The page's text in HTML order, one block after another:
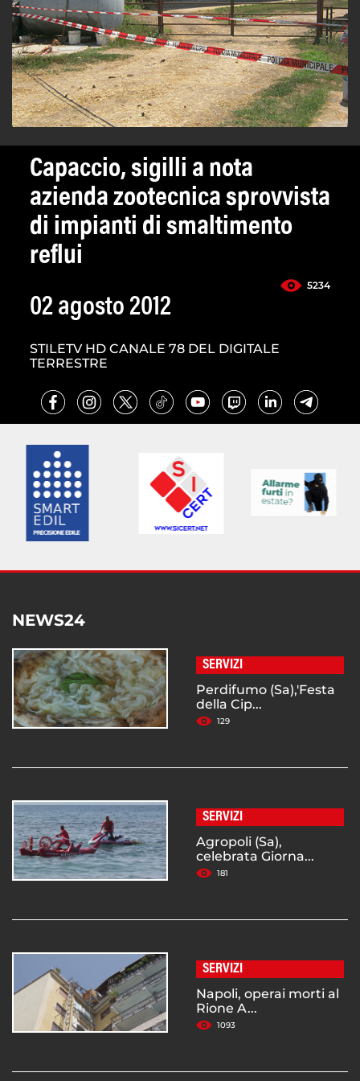
Capaccio, sigilli a nota
azienda zootecnica sprovvista
di impianti di smaltimento
reflui
5234
02 agosto 2012
STILETV HD CANALE 78 DEL DIGITALE
TERRESTRE
NEWS24
SERVIZI
Perdifumo (Sa),'Festa
della Cip...
129
SERVIZI
Agropoli (Sa),
celebrata Giorna...
181
SERVIZI
Napoli, operai morti al
Rione A...
1093